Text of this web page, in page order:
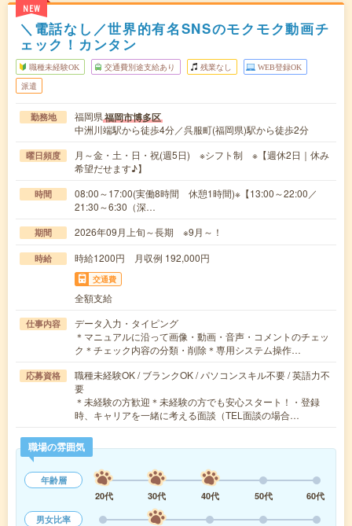
NEW
＼電話なし／世界的有名SNSのモクモク動画チ
ェック！カンタン
職種未経験OK 交通費別途支給あり 残業なし WEB登録OK
派遣
勤務地 福岡県福岡市博多区
中洲川端駅から徒歩4分／呉服町(福岡県)駅から徒歩2分
曜日頻度
月～金・土・日・祝(週5日) ※シフト制 ※【週休2日｜休み
希望だせます♪】
時間
08:00～17:00(実働8時間 休憩1時間)※【13:00～22:00／
21:30～6:30（深…
期間 2026年09月上旬～長期 ※9月～！
時給 時給1200円 月収例 192,000円
交通費
全額支給
仕事内容
データ入力・タイピング
＊マニュアルに沿って画像・動画・音声・コメントのチェッ
ク＊チェック内容の分類・削除＊専用システム操作…
応募資格
職種未経験OK / ブランクOK / パソコンスキル不要 / 英語力不
要
＊未経験の方歓迎＊未経験の方でも安心スタート！・登録
時、キャリアを一緒に考える面談（TEL面談の場合…
職場の雰囲気
年齢層
20代
30代 40代 50代
60代
男女比率